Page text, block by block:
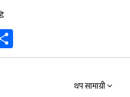
थप सामाग्री